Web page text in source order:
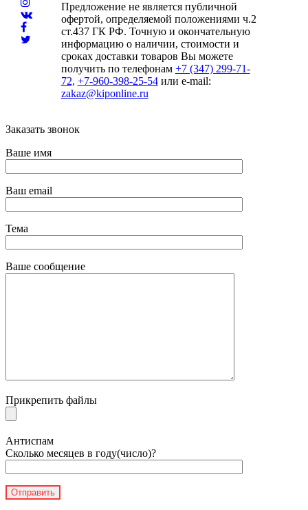
Предложение не является публичной
офертой, определяемой положениями ч.2
ст.437 ГК РФ. Точную и окончательную
информацию о наличии, стоимости и
сроках доставки товаров Вы можете
получить по телефонам +7 (347) 299-71-
72, +7-960-398-25-54или e-mail:
zakaz@kiponline.ru
Заказать звонок
Ваше имя
Ваш email
Тема
Ваше сообщение
Прикрепить файлы
Антиспам
Сколько месяцев в году(число)?